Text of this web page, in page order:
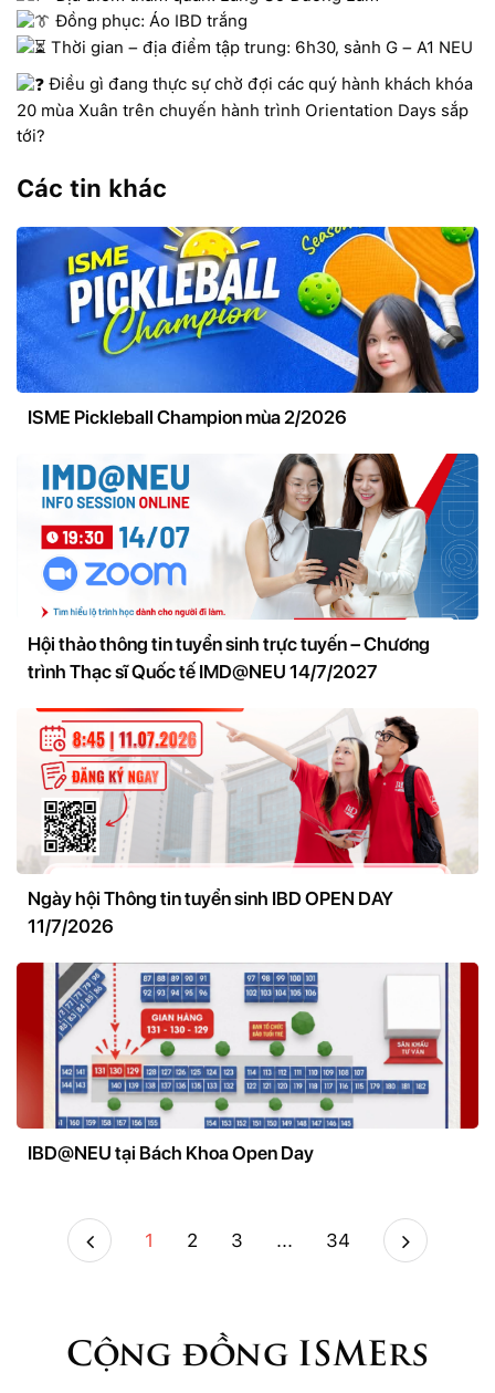
Đồng phục: Áo IBD trắng
Thời gian – địa điểm tập trung: 6h30, sảnh G – A1 NEU
Điều gì đang thực sự chờ đợi các quý hành khách khóa
20 mùa Xuân trên chuyến hành trình Orientation Days sắp
tới?
Các tin khác
ISME Pickleball Champion mùa 2/2026
Hội thảo thông tin tuyển sinh trực tuyến – Chương
trình Thạc sĩ Quốc tế IMD@NEU 14/7/2027
Ngày hội Thông tin tuyển sinh IBD OPEN DAY
11/7/2026
IBD@NEU tại Bách Khoa Open Day
1 2 3 ... 34
Cộng đồng ISMErs